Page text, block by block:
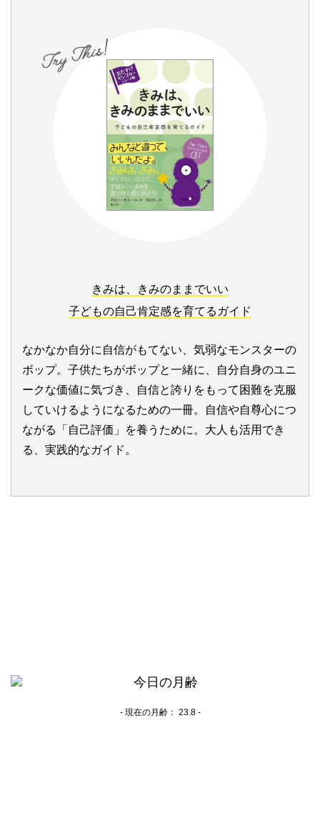
きみは、きみのままでいい
子どもの自己肯定感を育てるガイド
なかなか自分に自信がもてない、気弱なモンスターの
ボップ。子供たちがボップと一緒に、自分自身のユニ
ークな価値に気づき、自信と誇りをもって困難を克服
していけるようになるための一冊。自信や自尊心につ
ながる「自己評価」を養うために。大人も活用でき
る、実践的なガイド。
- 現在の月齢： 23.8 -